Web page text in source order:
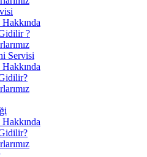
?
Servisi